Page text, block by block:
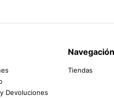
Devoluciones
Navegación
Tiendas